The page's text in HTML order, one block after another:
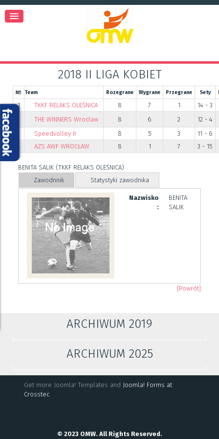
2018 II LIGA KOBIET
№ Team Rozegrane Wygrane Przegrane Sety
1 TKKF RELAKS OLEŚNICA 8 7 1
14 - 3
THE WINNERS Wrocław 8 6 2
12 - 4
Speedvolley II 8 5 3
11 - 6
4
AZS AWF WROCŁAW 8 1 7 3 - 15
BENITA SALIK (TKKF RELAKS OLEŚNICA)
Zawodnnik
Statystyki zawodnika
Nazwisko
:
BENITA
SALIK
[Powrót]
ARCHIWUM 2019
ARCHIWUM 2025
Get more Joomla! Templates and Joomla! Forms at
Crosstec
© 2023 OMW. All Rights Reserved.